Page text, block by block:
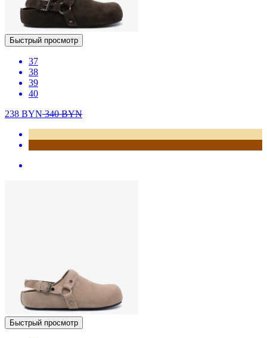
Быстрый просмотр
37
38
39
40
238 BYN340BYN
Быстрый просмотр